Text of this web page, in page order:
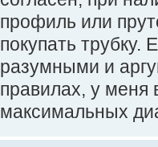
профиль или
покупать
разумными и
правилах, у меня
максимальных